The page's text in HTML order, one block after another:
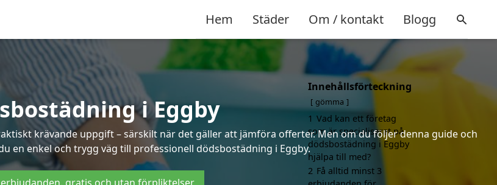
Hem Städer Om / kontakt Blogg
i Eggby
krävande uppgift – särskilt när det gäller att jämföra offerter. Men om du följer denna guide och
en enkel och trygg väg till professionell dödsbostädning i Eggby.
Innehållsförteckning
gömma
1 Vad kan ett företag
som är specialiserat på
dödsbostädning i Eggby
hjälpa till med?
2 Få alltid minst 3